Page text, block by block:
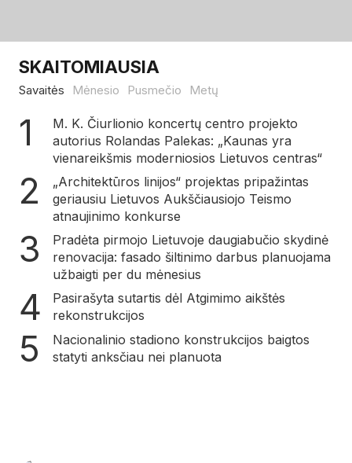
SKAITOMIAUSIA
Savaitės Mėnesio Pusmečio Metų
M. K. Čiurlionio koncertų centro projekto
autorius Rolandas Palekas: „Kaunas yra
vienareikšmis moderniosios Lietuvos centras“
„Architektūros linijos“ projektas pripažintas
geriausiu Lietuvos Aukščiausiojo Teismo
atnaujinimo konkurse
Pradėta pirmojo Lietuvoje daugiabučio skydinė
renovacija: fasado šiltinimo darbus planuojama
užbaigti per du mėnesius
Pasirašyta sutartis dėl Atgimimo aikštės
rekonstrukcijos
Nacionalinio stadiono konstrukcijos baigtos
statyti anksčiau nei planuota